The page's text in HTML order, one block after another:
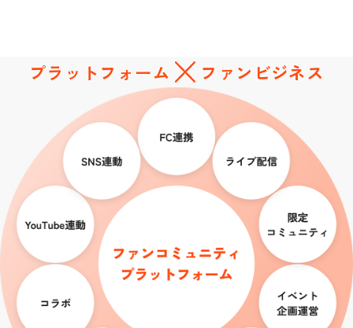
プラットフォーム ファンビジネス